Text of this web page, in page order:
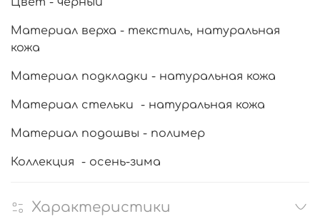
Материал верха - текстиль, натуральная
кожа
Материал подкладки - натуральная кожа
Материал стельки - натуральная кожа
Материал подошвы - полимер
Коллекция - осень-зима
Характеристики